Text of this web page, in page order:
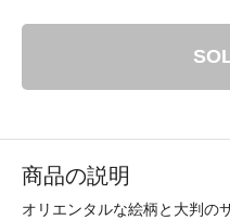
商品の説明
オリエンタルな絵柄と大判の